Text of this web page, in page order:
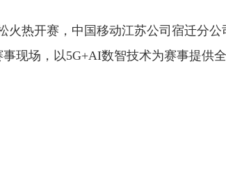
火热开赛，中国移动江苏公司宿迁分公
现场，以5G+AI数智技术为赛事提供全